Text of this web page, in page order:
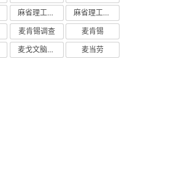
麻省理工学院研究
麻省理工学院
麦肯锡调查
麦肯锡
麦戈文脑研究所 麦当劳